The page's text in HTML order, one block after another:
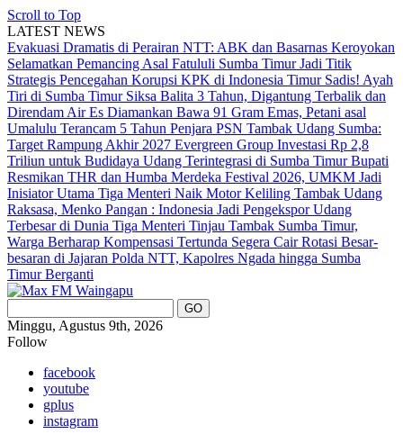
Scroll to Top
LATEST NEWS
Evakuasi Dramatis di Perairan NTT: ABK dan Basarnas Keroyokan
Selamatkan Pemancing Asal Fatululi Sumba Timur Jadi Titik
Strategis Pencegahan Korupsi KPK di Indonesia Timur Sadis! Ayah
Tiri di Sumba Timur Siksa Balita 3 Tahun, Digantung Terbalik dan
Direndam Air Es Diamankan Bawa 91 Gram Emas, Petani asal
Umalulu Terancam 5 Tahun Penjara PSN Tambak Udang Sumba:
Target Rampung Akhir 2027 Evergreen Group Investasi Rp 2,8
Triliun untuk Budidaya Udang Terintegrasi di Sumba TimurBupati
Resmikan THR dan Humba Merdeka Festival 2026, UMKM Jadi
Inisiator Utama Tiga Menteri Naik Motor Keliling Tambak Udang
Raksasa, Menko Pangan : Indonesia Jadi Pengekspor Udang
Terbesar di Dunia Tiga Menteri Tinjau Tambak Sumba Timur,
Warga Berharap Kompensasi Tertunda Segera CairRotasi Besar-
besaran di Jajaran Polda NTT, Kapolres Ngada hingga Sumba
Timur Berganti
Minggu, Agustus 9th, 2026
Follow
facebook
youtube
gplus
instagram